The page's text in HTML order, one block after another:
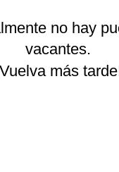
no hay
vacantes.
más